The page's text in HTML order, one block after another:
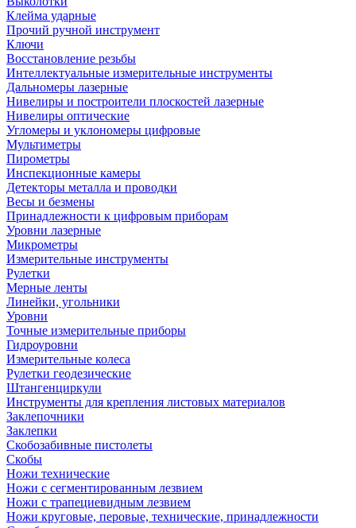
Клейма ударные
Прочий ручной инструмент
Ключи
Восстановление резьбы
Интеллектуальные измерительные инструменты
Дальномеры лазерные
Нивелиры и построители плоскостей лазерные
Нивелиры оптические
Угломеры и уклономеры цифровые
Мультиметры
Пирометры
Инспекционные камеры
Детекторы металла и проводки
Весы и безмены
Принадлежности к цифровым приборам
Уровни лазерные
Микрометры
Измерительные инструменты
Рулетки
Мерные ленты
Линейки, угольники
Уровни
Точные измерительные приборы
Гидроуровни
Измерительные колеса
Рулетки геодезические
Штангенциркули
Инструменты для крепления листовых материалов
Заклепочники
Заклепки
Скобозабивные пистолеты
Скобы
Ножи технические
Ножи с сегментированным лезвием
Ножи с трапециевидным лезвием
Ножи круговые, перовые, технические, принадлежности